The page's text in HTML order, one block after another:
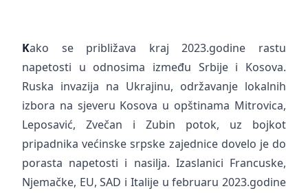
Kako se približava kraj 2023.godine rastu
napetosti u odnosima između Srbije i Kosova.
Ruska invazija na Ukrajinu, održavanje lokalnih
izbora na sjeveru Kosova u opštinama Mitrovica,
Leposavić, Zvečan i Zubin potok, uz bojkot
pripadnika većinske srpske zajednice dovelo je do
porasta napetosti i nasilja. Izaslanici Francuske,
Njemačke, EU, SAD i Italije u februaru 2023.godine